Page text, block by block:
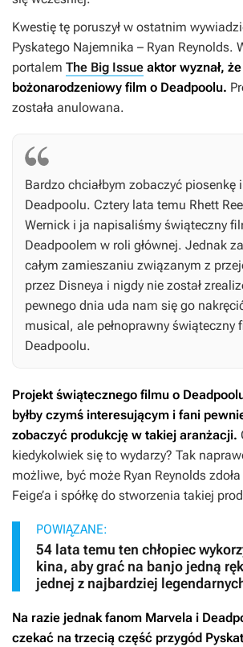
Kwestię tę poruszył w ostatnim
Pyskatego Najemnika – Ryan Reynolds.
portalem The Big Issue aktor wyznał, że
bożonarodzeniowy film o Deadpoolu.
została anulowana.
Bardzo chciałbym zobaczyć piosenkę
Deadpoolu. Cztery lata temu Rhett
Wernick i ja napisaliśmy świąteczny
Deadpoolem w roli głównej. Jednak
całym zamieszaniu związanym z
przez Disneya i nigdy nie został
pewnego dnia uda nam się go
musical, ale pełnoprawny świąteczny
Deadpoolu.
Projekt świątecznego filmu o
byłby czymś interesującym i fani
zobaczyć produkcję w takiej aranżacji.
kiedykolwiek się to wydarzy? Tak
możliwe, być może Ryan Reynolds
Feige’a i spółkę do stworzenia takiej
POWIĄZANE:
54 lata temu ten chłopiec
kina, aby grać na banjo jedną
jednej z najbardziej
Na razie jednak fanom Marvela i
czekać na trzecią część przygód